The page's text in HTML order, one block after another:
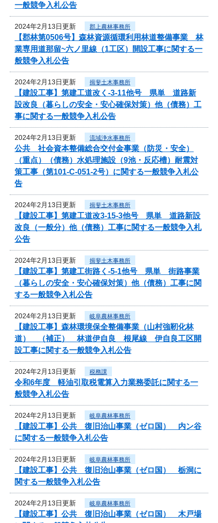
一般競争入札公告
2024年2月13日更新 郡上農林事務所
【郡林第0506号】森林資源循環利用林道整備事業 林
業専用道那留~六ノ里線（1工区）開設工事に関する一
般競争入札公告
2024年2月13日更新 揖斐土木事務所
【建設工事】第建工道改く-3-11他号 県単 道路新
設改良（暮らしの安全・安心確保対策）他（債務）工
事に関する一般競争入札公告
2024年2月13日更新 流域浄水事務所
公共 社会資本整備総合交付金事業（防災・安全）
（重点）（債務）水処理施設（9池・反応槽）耐震対
策工事（第101-C-051-2号）に関する一般競争入札公
告
2024年2月13日更新 揖斐土木事務所
【建設工事】第建工道改3-15-3他号 県単 道路新設
改良（一般分）他（債務）工事に関する一般競争入札
公告
2024年2月13日更新 揖斐土木事務所
【建設工事】第建工街路く-5-1他号 県単 街路事業
（暮らしの安全・安心確保対策）他（債務）工事に関
する一般競争入札公告
2024年2月13日更新 岐阜農林事務所
【建設工事】森林環境保全整備事業（山村強靭化林
道） （補正） 林道伊自良 根尾線 伊自良工区開
設工事に関する一般競争入札公告
2024年2月13日更新 税務課
令和6年度 軽油引取税電算入力業務委託に関する一
般競争入札公告
2024年2月13日更新 岐阜農林事務所
【建設工事】公共 復旧治山事業（ゼロ国） 内ン谷
に関する一般競争入札公告
2024年2月13日更新 岐阜農林事務所
【建設工事】公共 復旧治山事業（ゼロ国） 栃洞に
関する一般競争入札公告
2024年2月13日更新 岐阜農林事務所
【建設工事】公共 復旧治山事業（ゼロ国） 木戸場